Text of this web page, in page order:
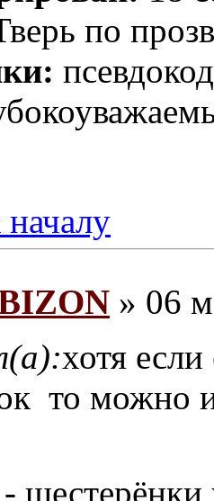
по
» 06
хотя
то можно
шестерёнки